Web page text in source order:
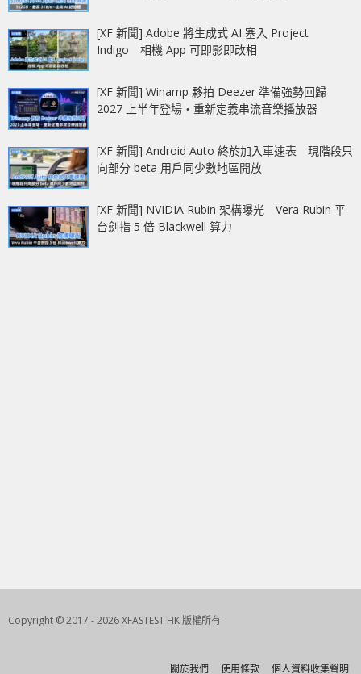
[XF 新聞] Adobe 將生成式 AI 塞入 Project
Indigo 相機 App 可即影即改相
[XF 新聞] Winamp 夥拍 Deezer 準備強勢回歸
2027 上半年登場‧重新定義串流音樂播放器
[XF 新聞] Android Auto 終於加入車速表 現階段只
向部分 beta 用戶同少數地區開放
[XF 新聞] NVIDIA Rubin 架構曝光 Vera Rubin 平
台劍指 5 倍 Blackwell 算力
Copyright © 2017 - 2026 XFASTEST HK 版權所有
關於我們 使用條款 個人資料收集聲明